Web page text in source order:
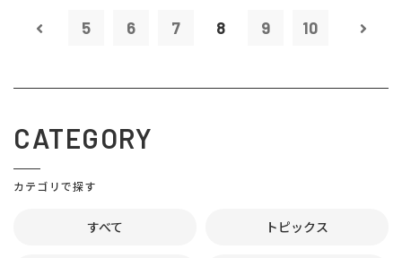
5 6 7 8 9 10
CATEGORY
カテゴリで探す
すべて トピックス